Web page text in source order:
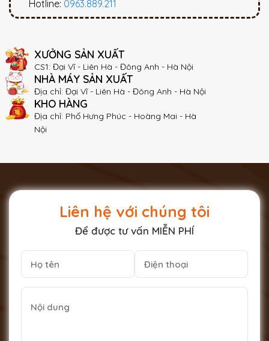
Hotline: 0963.889.211
XƯỞNG SẢN XUẤT
CS1: Đại Vĩ - Liên Hà - Đông Anh - Hà Nội
NHÀ MÁY SẢN XUẤT
Địa chỉ: Đại Vĩ - Liên Hà - Đông Anh - Hà Nội
KHO HÀNG
Địa chỉ: Phố Hưng Phúc - Hoàng Mai - Hà
Nội
Liên hệ với chúng tôi
Để được tư vấn MIỄN PHÍ